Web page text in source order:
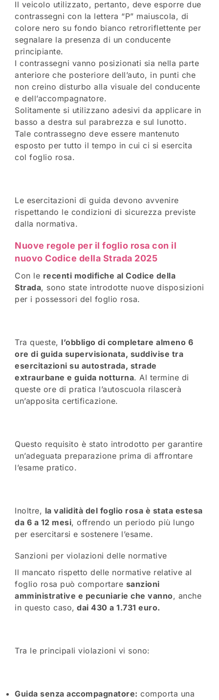
Il veicolo utilizzato, pertanto, deve esporre due
contrassegni con la lettera “P” maiuscola, di
colore nero su fondo bianco retroriflettente per
segnalare la presenza di un conducente
principiante.
I contrassegni vanno posizionati sia nella parte
anteriore che posteriore dell’auto, in punti che
non creino disturbo alla visuale del conducente
e dell’accompagnatore.
Solitamente si utilizzano adesivi da applicare in
basso a destra sul parabrezza e sul lunotto.
Tale contrassegno deve essere mantenuto
esposto per tutto il tempo in cui ci si esercita
col foglio rosa.
Le esercitazioni di guida devono avvenire
rispettando le condizioni di sicurezza previste
dalla normativa.
Nuove regole per il foglio rosa con il
nuovo Codice della Strada 2025
Con le recenti modifiche al Codice della
Strada, sono state introdotte nuove disposizioni
per i possessori del foglio rosa.
Tra queste, l’obbligo di completare almeno 6
ore di guida supervisionata, suddivise tra
esercitazioni su autostrada, strade
extraurbane e guida notturna. Al termine di
queste ore di pratica l’autoscuola rilascerà
un’apposita certificazione.
Questo requisito è stato introdotto per garantire
un’adeguata preparazione prima di affrontare
l’esame pratico.
Inoltre, la validità del foglio rosa è stata estesa
da 6 a 12 mesi, offrendo un periodo più lungo
per esercitarsi e sostenere l’esame.
Sanzioni per violazioni delle normative
Il mancato rispetto delle normative relative al
foglio rosa può comportare sanzioni
amministrative e pecuniarie che vanno, anche
in questo caso, dai 430 a 1.731 euro.
Tra le principali violazioni vi sono:
Guida senza accompagnatore: comporta una